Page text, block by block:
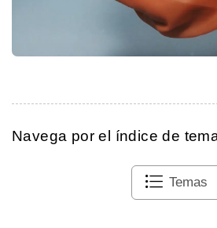
Navega por el índice de
Temas